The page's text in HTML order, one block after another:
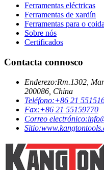
Ferramentas eléctricas
Ferramentas de xardín
Ferramentas para o
Sobre nós
Certificados
Contacta connosco
Enderezo:Rm.1302,
200086, China
Teléfono:+86 21
Fax:+86 21 55159770
Correo electrónico:
Sitio: